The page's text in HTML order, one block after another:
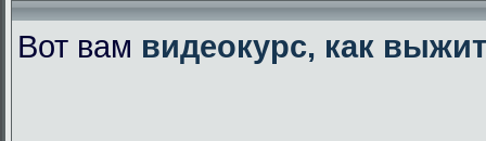
Вот вам видеокурс, как